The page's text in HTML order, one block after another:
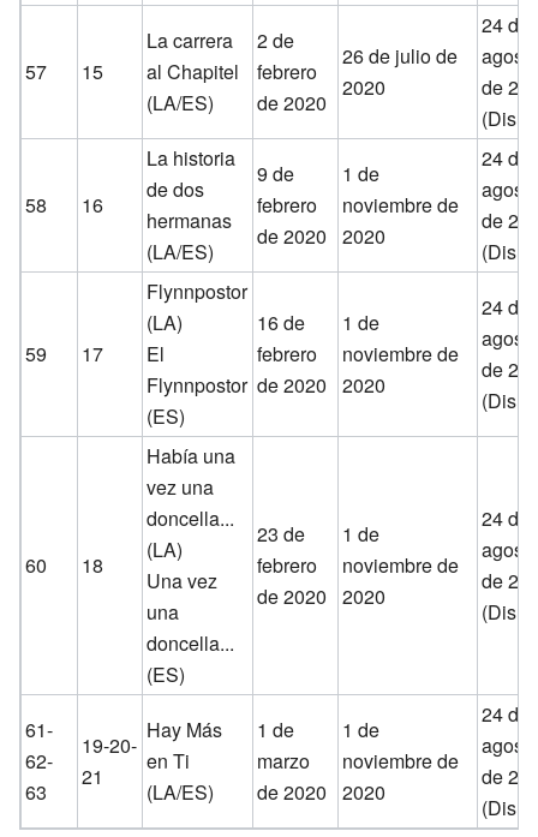
57 15
La carrera
al Chapitel
(LA/ES)
2 de
febrero
de 2020
26 de julio de
2020
24 de
de
58 16
La historia
de dos
hermanas
(LA/ES)
9 de
febrero
de 2020
1 de
noviembre de
2020
24 de
de
59 17
Flynnpostor
(LA)
El
Flynnpostor
(ES)
16 de
febrero
de 2020
1 de
noviembre de
2020
24 de
de
60 18
Había una
vez una
doncella...
(LA)
Una vez
una
doncella...
(ES)
23 de
febrero
de 2020
1 de
noviembre de
2020
24 de
de
61-
62-
63
19-20-
21
Hay Más
en Ti
(LA/ES)
1 de
marzo
de 2020
1 de
noviembre de
2020
24 de
de